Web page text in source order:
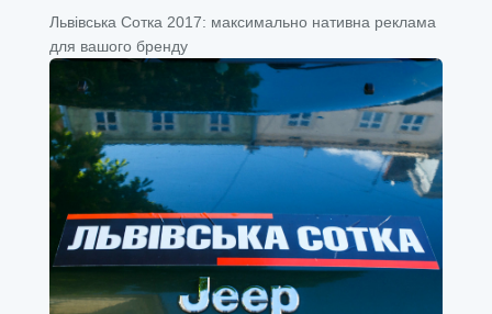
Львівська Сотка 2017: максимально нативна реклама
для вашого бренду